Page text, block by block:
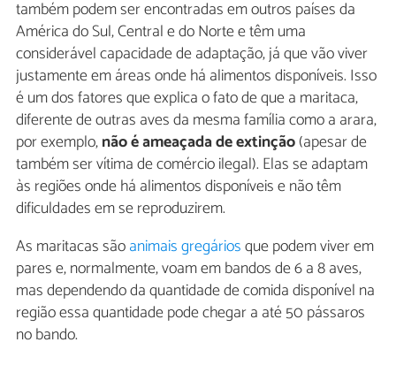
também podem ser encontradas em outros países da
América do Sul, Central e do Norte e têm uma
considerável capacidade de adaptação, já que vão viver
justamente em áreas onde há alimentos disponíveis. Isso
é um dos fatores que explica o fato de que a maritaca,
diferente de outras aves da mesma família como a arara,
por exemplo,não é ameaçada de extinção(apesar de
também ser vítima de comércio ilegal). Elas se adaptam
às regiões onde há alimentos disponíveis e não têm
dificuldades em se reproduzirem.
As maritacas sãoanimais gregáriosque podem viver em
pares e, normalmente, voam em bandos de 6 a 8 aves,
mas dependendo da quantidade de comida disponível na
região essa quantidade pode chegar a até 50 pássaros
no bando.